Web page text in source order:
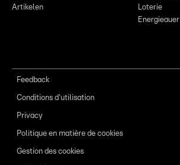
Artikelen
Loterie
Energieauer
Feedback
Conditions d'utilisation
Privacy
Politique en matière de cookies
Gestion des cookies